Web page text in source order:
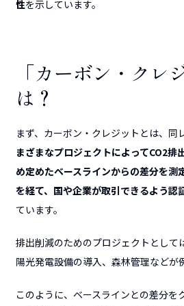
性を示しています。
「カーボン・クレ
は？
まず、カーボン・クレジットとは、同
まざまなプロジェクトによってCO2排
め定めたベースラインからの差分を測
を経て、国や企業が取引できるよう認
ています。
排出削減のためのプロジェクトとして
陽光発電設備の導入、森林管理などが
このように、ベースラインとの差分を